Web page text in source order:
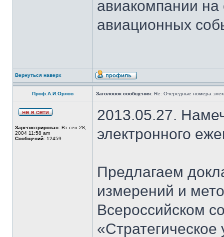
авиакомпании
авиационных
Вернуться наверх
Проф.А.И.Орлов Заголовок сообщения: Re: Очередные номера
Зарегистрирован: Вт сен 28,
2004 11:58 am
Сообщений: 12459
2013.05.27.
электронного
Предлагаем
измерений и
Всероссийском